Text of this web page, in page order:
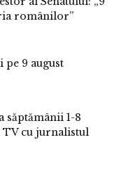
românilor”
9 august
săptămânii 1-8
TV cu jurnalistul